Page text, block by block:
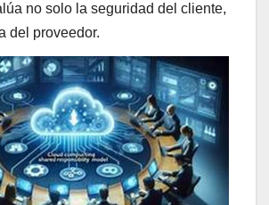
no solo la seguridad del cliente,
del proveedor.